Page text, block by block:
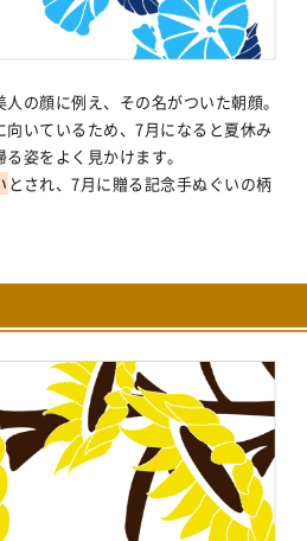
の顔に例え、その名がついた朝顔。
いているため、7月になると夏休み
姿をよく見かけます。
とされ、7月に贈る記念手ぬぐいの柄